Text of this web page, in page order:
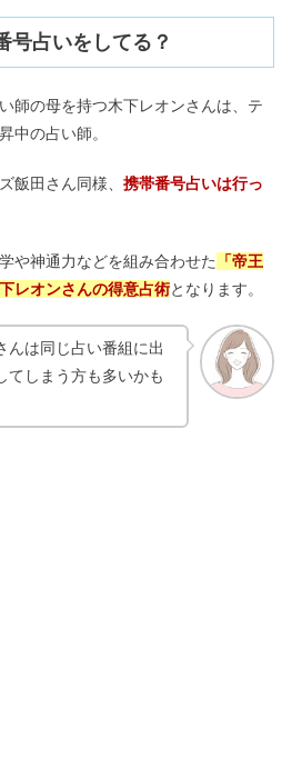
えてはいけないって本当？
スが合わない人｜意味や悪い効
強すぎる不思議体験も
号占いをしてる？
師の母を持つ木下レオンさんは、テ
中の占い師。
飯田さん同様、 携帯番号占いは行っ
や神通力などを組み合わせた
「帝王
レオンさんの得意占術となります。
んは同じ占い番組に出
てしまう方も多いかも